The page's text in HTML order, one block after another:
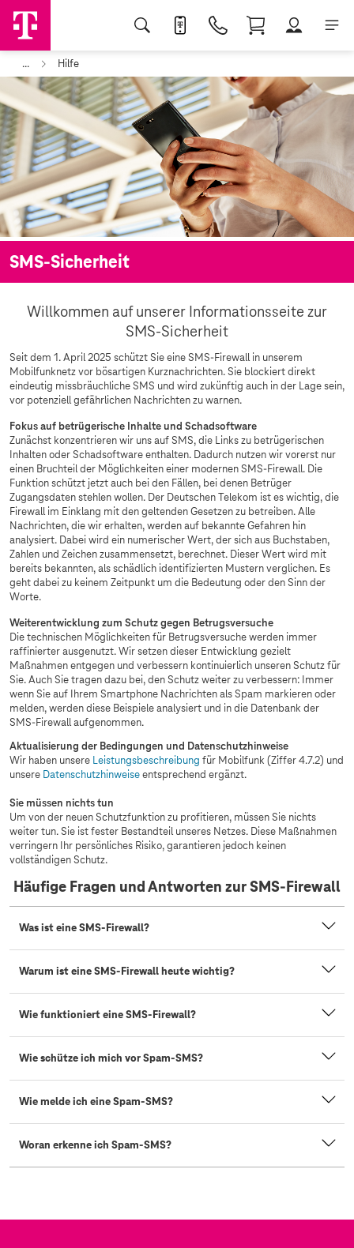
... Hilfe
SMS-Sicherheit
Willkommen auf unserer Informationsseite zur
SMS-Sicherheit
Seit dem 1. April 2025 schützt Sie eine SMS-Firewall in unserem
Mobilfunknetz vor bösartigen Kurznachrichten. Sie blockiert direkt
eindeutig missbräuchliche SMS und wird zukünftig auch in der Lage sein,
vor potenziell gefährlichen Nachrichten zu warnen.
Fokus auf betrügerische Inhalte und Schadsoftware
Zunächst konzentrieren wir uns auf SMS, die Links zu betrügerischen
Inhalten oder Schadsoftware enthalten. Dadurch nutzen wir vorerst nur
einen Bruchteil der Möglichkeiten einer modernen SMS-Firewall. Die
Funktion schützt jetzt auch bei den Fällen, bei denen Betrüger
Zugangsdaten stehlen wollen. Der Deutschen Telekom ist es wichtig, die
Firewall im Einklang mit den geltenden Gesetzen zu betreiben. Alle
Nachrichten, die wir erhalten, werden auf bekannte Gefahren hin
analysiert. Dabei wird ein numerischer Wert, der sich aus Buchstaben,
Zahlen und Zeichen zusammensetzt, berechnet. Dieser Wert wird mit
bereits bekannten, als schädlich identifizierten Mustern verglichen. Es
geht dabei zu keinem Zeitpunkt um die Bedeutung oder den Sinn der
Worte.
Weiterentwicklung zum Schutz gegen Betrugsversuche
Die technischen Möglichkeiten für Betrugsversuche werden immer
raffinierter ausgenutzt. Wir setzen dieser Entwicklung gezielt
Maßnahmen entgegen und verbessern kontinuierlich unseren Schutz für
Sie. Auch Sie tragen dazu bei, den Schutz weiter zu verbessern: Immer
wenn Sie auf Ihrem Smartphone Nachrichten als Spam markieren oder
melden, werden diese Beispiele analysiert und in die Datenbank der
SMS-Firewall aufgenommen.
Aktualisierung der Bedingungen und Datenschutzhinweise
Wir haben unsere Leistungsbeschreibung für Mobilfunk (Ziffer 4.7.2) und
unsere Datenschutzhinweiseentsprechend ergänzt.
Sie müssen nichts tun
Um von der neuen Schutzfunktion zu profitieren, müssen Sie nichts
weiter tun. Sie ist fester Bestandteil unseres Netzes. Diese Maßnahmen
verringern Ihr persönliches Risiko, garantieren jedoch keinen
vollständigen Schutz.
Häufige Fragen und Antworten zur SMS-Firewall
Was ist eine SMS-Firewall?
Warum ist eine SMS-Firewall heute wichtig?
Wie funktioniert eine SMS-Firewall?
Wie schütze ich mich vor Spam-SMS?
Wie melde ich eine Spam-SMS?
Woran erkenne ich Spam-SMS?